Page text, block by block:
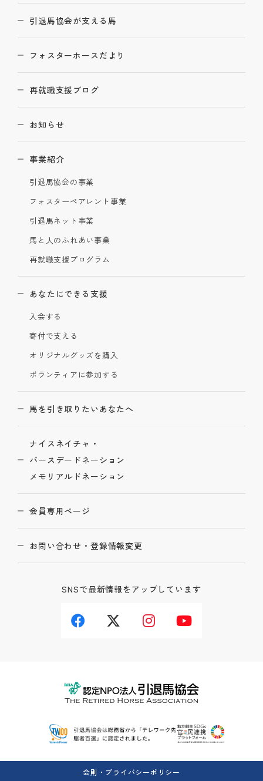
引退馬協会が支える馬
フォスターホースだより
再就職支援ブログ
お知らせ
事業紹介
引退馬協会の事業
フォスターペアレント事業
引退馬ネット事業
馬と人のふれあい事業
再就職支援プログラム
あなたにできる支援
入会する
寄付で支える
オリジナルグッズを購入
ボランティアに参加する
馬を引き取りたいあなたへ
ナイスネイチャ・
バースデードネーション
メモリアルドネーション
会員専用ページ
お問い合わせ・登録情報変更
SNSで最新情報をアップしています
会則・プライバシーポリシー